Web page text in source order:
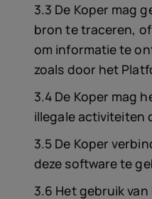
3.3 De Koper mag
bron te traceren,
om informatie te
zoals door het
3.4 De Koper mag
illegale activiteiten
3.5 De Koper
deze software te
3.6 Het gebruik